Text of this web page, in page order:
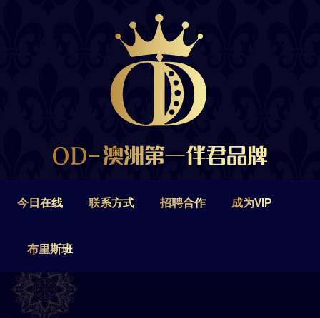
今日在线 联系方式 招聘合作 成为VIP
布里斯班
联系方式 招聘合作
布里斯班